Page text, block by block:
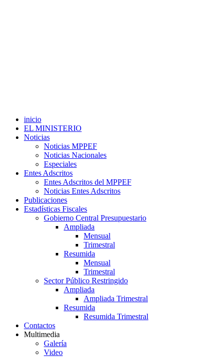
inicio
EL MINISTERIO
Noticias
Noticias MPPEF
Noticias Nacionales
Especiales
Entes Adscritos
Entes Adscritos del MPPEF
Noticias Entes Adscritos
Publicaciones
Estadísticas Fiscales
Gobierno Central Presupuestario
Ampliada
Mensual
Trimestral
Resumida
Mensual
Trimestral
Sector Público Restringido
Ampliada
Ampliada Trimestral
Resumida
Resumida Trimestral
Contactos
Multimedia
Galería
Video